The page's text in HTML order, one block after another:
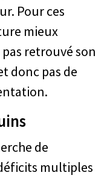
Pour ces
mieux
retrouvé son
donc pas de
de
multiples